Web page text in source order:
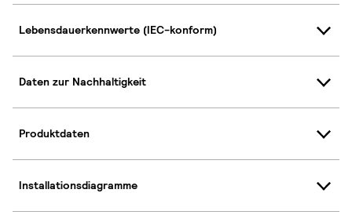
Lebensdauerkennwerte (IEC-konform)
Daten zur Nachhaltigkeit
Produktdaten
Installationsdiagramme